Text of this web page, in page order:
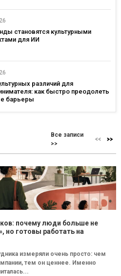
становятся культурными
для ИИ
различий для
как быстро преодолеть
барьеры
Все записи
>>
почему люди больше не
но готовы работать на
измеряли очень просто: чем
тем он ценнее. Именно